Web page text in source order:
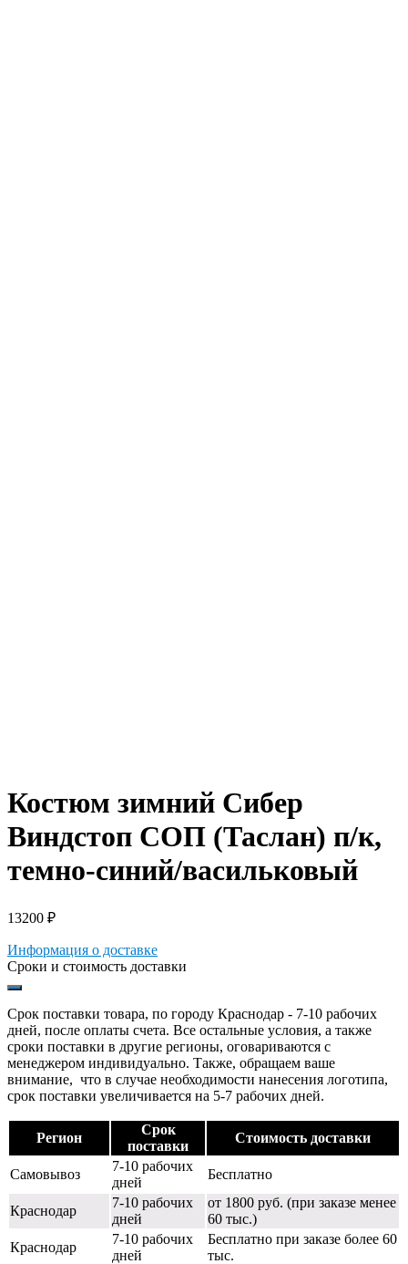
Костюм зимний Сибер
Виндстоп СОП (Таслан) п/к,
темно-синий/васильковый
13200 ₽
Информация о доставке
Сроки и стоимость доставки
Срок поставки товара, по городу Краснодар - 7-10 рабочих
дней, после оплаты счета. Все остальные условия, а также
сроки поставки в другие регионы, оговариваются с
менеджером индивидуально. Также, обращаем ваше
внимание, что в случае необходимости нанесения логотипа,
срок поставки увеличивается на 5-7 рабочих дней.
Регион
Срок
поставки
Стоимость доставки
Самовывоз
7-10 рабочих
дней
Бесплатно
Краснодар
7-10 рабочих
дней
от 1800 руб. (при заказе менее
60 тыс.)
Краснодар
7-10 рабочих
дней
Бесплатно при заказе более 60
тыс.